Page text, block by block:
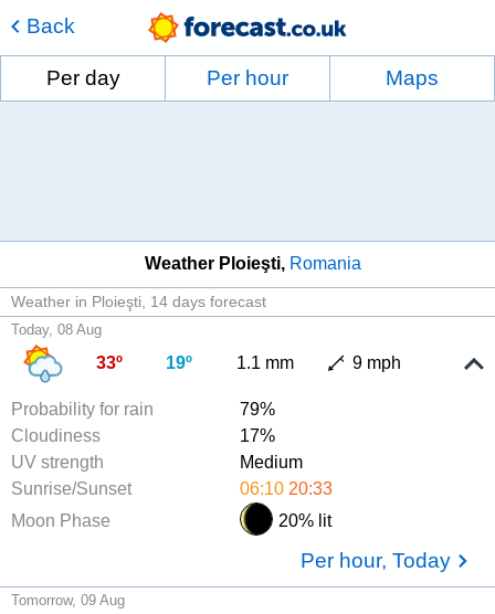
Back
Per day Per hour Maps
Weather Ploieşti Romania
Weather in Ploieşti 14 days forecast
Today, 08 Aug
33º 19º 1.1 mm 9 mph
Probability for rain
79%
Cloudiness
17%
UV strength
Medium
Sunrise/Sunset
06:10 20:33
Moon Phase
20% lit
Per hour, Today
Tomorrow, 09 Aug